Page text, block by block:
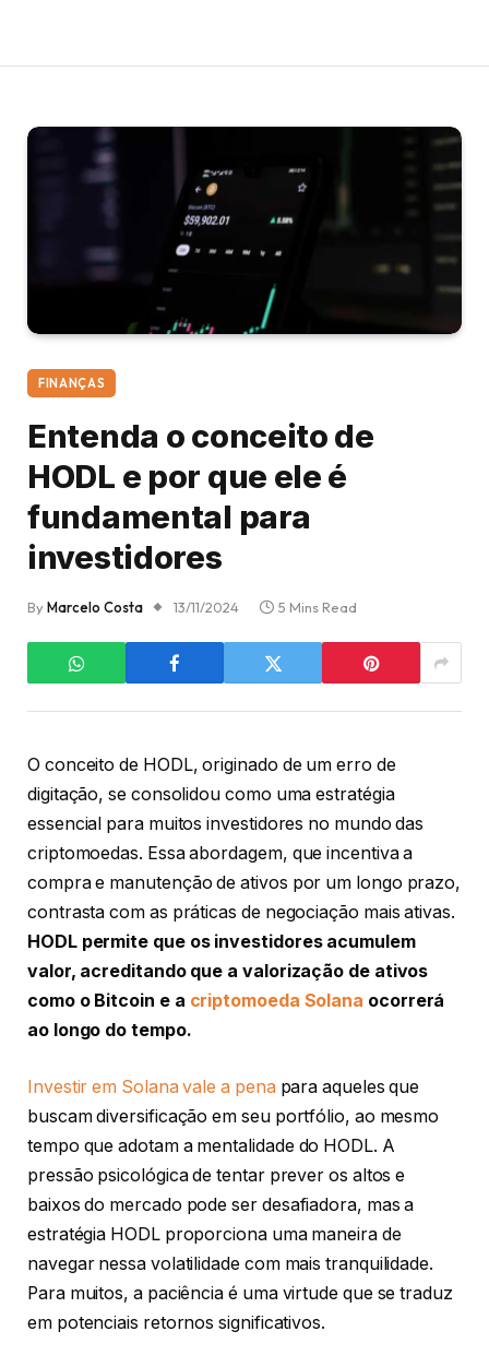
FINANÇAS
Entenda o conceito de
HODL e por que ele é
fundamental para
investidores
ByMarcelo Costa 13/11/2024 5 Mins Read
O conceito de HODL, originado de um erro de
digitação, se consolidou como uma estratégia
essencial para muitos investidores no mundo das
criptomoedas. Essa abordagem, que incentiva a
compra e manutenção de ativos por um longo prazo,
contrasta com as práticas de negociação mais ativas.
HODL permite que os investidores acumulem
valor, acreditando que a valorização de ativos
como o Bitcoin e a criptomoeda Solana ocorrerá
ao longo do tempo.
Investir em Solana vale a pena para aqueles que
buscam diversificação em seu portfólio, ao mesmo
tempo que adotam a mentalidade do HODL. A
pressão psicológica de tentar prever os altos e
baixos do mercado pode ser desafiadora, mas a
estratégia HODL proporciona uma maneira de
navegar nessa volatilidade com mais tranquilidade.
Para muitos, a paciência é uma virtude que se traduz
em potenciais retornos significativos.